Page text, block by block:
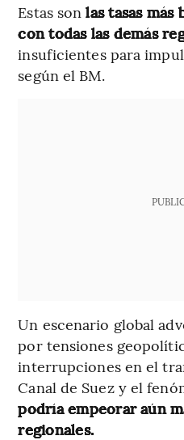
Estas sonlas tasas más
con todas las demás
insuficientes para
según el BM.
Un escenario global
por tensiones
interrupciones en el
Canal de Suez y el
podría empeorar aún
regionales.